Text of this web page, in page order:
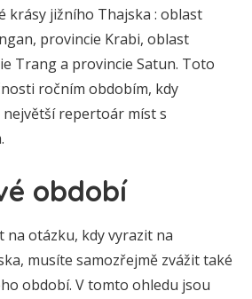
krásy jižního Thajska : oblast
provincie Krabi, oblast
Trang a provincie Satun. Toto
ročním obdobím, kdy
repertoár míst s
období
na otázku, kdy vyrazit na
musíte samozřejmě zvážit také
období. V tomto ohledu jsou